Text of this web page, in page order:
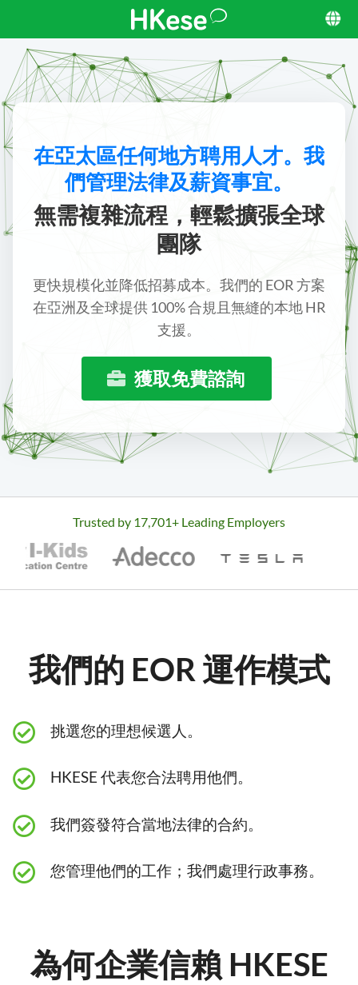
在亞太區任何地方聘用人才。我
們管理法律及薪資事宜。
無需複雜流程，輕鬆擴張全球
團隊
更快規模化並降低招募成本。我們的 EOR 方案
在亞洲及全球提供 100% 合規且無縫的本地 HR
支援。
獲取免費諮詢
Trusted by 17,701+ Leading Employers
我們的 EOR 運作模式
挑選您的理想候選人。
HKESE 代表您合法聘用他們。
我們簽發符合當地法律的合約。
您管理他們的工作；我們處理行政事務。
為何企業信賴 HKESE